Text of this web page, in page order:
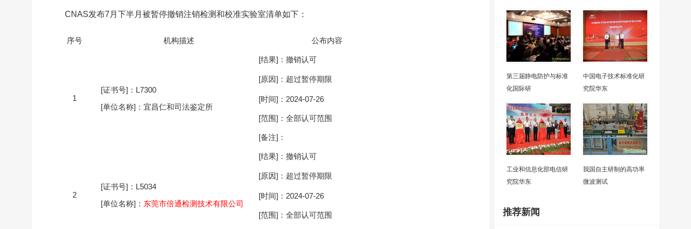
CNAS发布7月下半月被暂停撤销注销检测和校准实验室清单如下：
序号 机构描述 公布内容
1
[证书号]：L7300
[单位名称]：宜昌仁和司法鉴定所
[结果]：撤销认可
[原因]：超过暂停期限
[时间]：2024-07-26
[范围]：全部认可范围
[备注]：
2
[证书号]：L5034
[单位名称]： 东莞市倍通检测技术有限公司
[结果]：撤销认可
[原因]：超过暂停期限
[时间]：2024-07-26
[范围]：全部认可范围
第三届静电防护与标准
化国际研
中国电子技术标准化研
究院华东
工业和信息化部电信研
究院华东
我国自主研制的高功率
微波测试
推荐新闻